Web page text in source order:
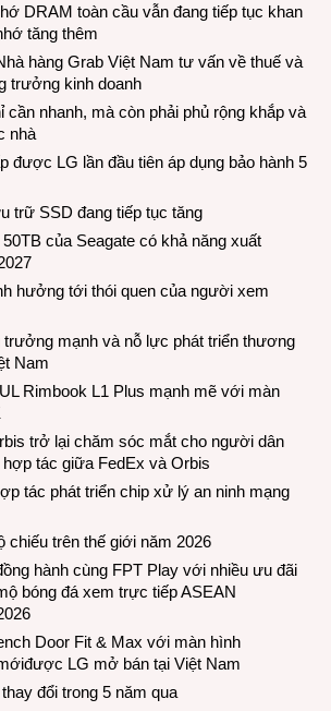
DRAM toàn cầu vẫn đang tiếp tục khan
tăng thêm
hàng Grab Việt Nam tư vấn về thuế và
trưởng kinh doanh
cần nhanh, mà còn phải phủ rộng khắp và
nhà
được LG lần đầu tiên áp dụng bảo hành 5
trữ SSD đang tiếp tục tăng
của Seagate có khả năng xuất
hưởng tới thói quen của người xem
trưởng mạnh và nỗ lực phát triển thương
Nam
Rimbook L1 Plus mạnh mẽ với màn
trở lại chăm sóc mắt cho người dân
tác giữa FedEx và Orbis
tác phát triển chip xử lý an ninh mạng
chiếu trên thế giới năm 2026
hành cùng FPT Play với nhiều ưu đãi
bóng đá xem trực tiếp ASEAN
Door Fit & Max với màn hình
LG mở bán tại Việt Nam
đổi trong 5 năm qua